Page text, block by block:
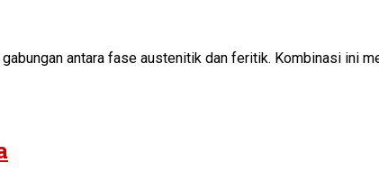
antara fase austenitik dan feritik. Kombinasi ini